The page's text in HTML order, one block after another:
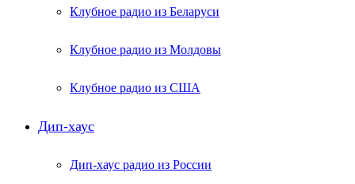
Клубное радио из Беларуси
Клубное радио из Молдовы
Клубное радио из США
Дип-хаус
Дип-хаус радио из России